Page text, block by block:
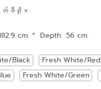
တ်ဗီဒို။
cm. * Depth 56 cm.
Black Fresh White/Red
Fresh White/Green